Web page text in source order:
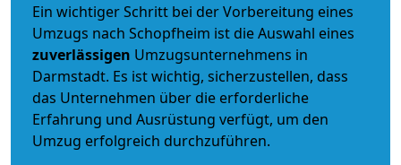
Ein wichtiger Schritt bei der Vorbereitung eines
Umzugs nach Schopfheim ist die Auswahl eines
zuverlässigen Umzugsunternehmens in
Darmstadt. Es ist wichtig, sicherzustellen, dass
das Unternehmen über die erforderliche
Erfahrung und Ausrüstung verfügt, um den
Umzug erfolgreich durchzuführen.